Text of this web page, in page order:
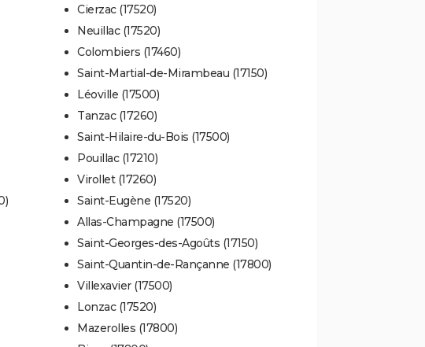
Cierzac (17520)
Neuillac (17520)
Colombiers (17460)
Saint-Martial-de-Mirambeau (17150)
Léoville (17500)
Tanzac (17260)
Saint-Hilaire-du-Bois (17500)
Pouillac (17210)
Virollet (17260)
Saint-Eugène (17520)
Allas-Champagne (17500)
Saint-Georges-des-Agoûts (17150)
Saint-Quantin-de-Rançanne (17800)
Villexavier (17500)
Lonzac (17520)
Mazerolles (17800)